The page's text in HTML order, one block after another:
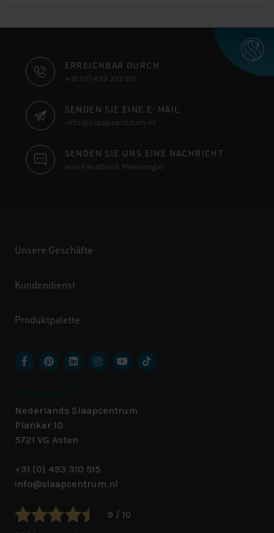
KONTAKTINFORMATIONEN
ERREICHBAR DURCH
+31 (0) 493 310 515
SENDEN SIE EINE E-MAIL
info@slaapcentrum.nl
SENDEN SIE UNS EINE NACHRICHT
von Facebook Messenger
Unsere Geschäfte
Kundendienst
Produktpalette
Nederlands Slaapcentrum
Planker 10
5721 VG Asten
+31 (0) 493 310 515
info@slaapcentrum.nl
9 / 10